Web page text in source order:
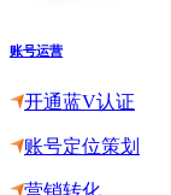
账号运营
开通蓝V认证
账号定位策划
营销转化